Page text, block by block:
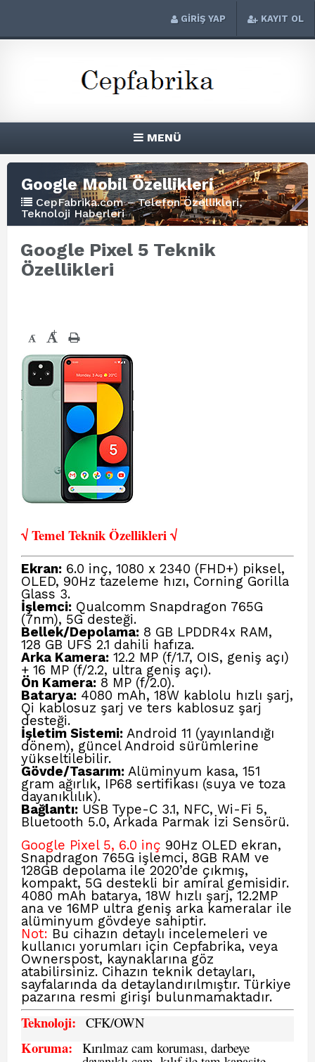
GİRİŞ YAP KAYIT OL
MENÜ
Google Mobil Özellikleri
CepFabrika.com – Telefon Özellikleri,
Teknoloji Haberleri
Google Pixel 5 Teknik
Özellikleri
- +
√ Temel Teknik Özellikleri √
Ekran: 6.0 inç, 1080 x 2340 (FHD+) piksel,
OLED, 90Hz tazeleme hızı, Corning Gorilla
Glass 3.
İşlemci: Qualcomm Snapdragon 765G
(7nm), 5G desteği.
Bellek/Depolama: 8 GB LPDDR4x RAM,
128 GB UFS 2.1 dahili hafıza.
Arka Kamera: 12.2 MP (f/1.7, OIS, geniş açı)
+ 16 MP (f/2.2, ultra geniş açı).
Ön Kamera: 8 MP (f/2.0).
Batarya: 4080 mAh, 18W kablolu hızlı şarj,
Qi kablosuz şarj ve ters kablosuz şarj
desteği.
İşletim Sistemi: Android 11 (yayınlandığı
dönem), güncel Android sürümlerine
yükseltilebilir.
Gövde/Tasarım: Alüminyum kasa, 151
gram ağırlık, IP68 sertifikası (suya ve toza
dayanıklılık).
Bağlantı: USB Type-C 3.1, NFC, Wi-Fi 5,
Bluetooth 5.0, Arkada Parmak İzi Sensörü.
Google Pixel 5, 6.0 inç 90Hz OLED ekran,
Snapdragon 765G işlemci, 8GB RAM ve
128GB depolama ile 2020’de çıkmış,
kompakt, 5G destekli bir amiral gemisidir.
4080 mAh batarya, 18W hızlı şarj, 12.2MP
ana ve 16MP ultra geniş arka kameralar ile
alüminyum gövdeye sahiptir.
Not: Bu cihazın detaylı incelemeleri ve
kullanıcı yorumları için Cepfabrika, veya
Ownerspost, kaynaklarına göz
atabilirsiniz. Cihazın teknik detayları,
sayfalarında da detaylandırılmıştır. Türkiye
pazarına resmi girişi bulunmamaktadır.
Teknoloji: CFK/OWN
Koruma: Kırılmaz cam koruması, darbeye